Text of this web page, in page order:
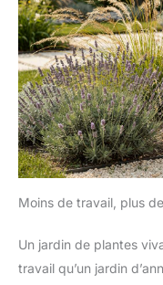
Moins de travail, plus
Un jardin de plantes
travail qu’un jardin